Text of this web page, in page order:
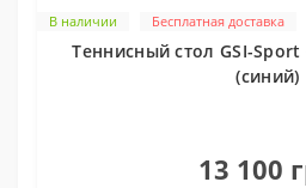
В наличии Бесплатная доставка
Теннисный стол GSI-
(синий)
13 100